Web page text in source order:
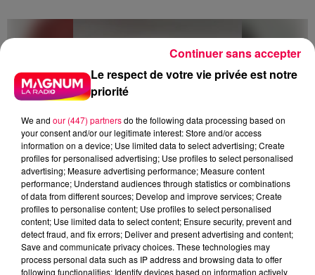
5 août 2026
Le respect de votre vie privée est notre
priorité
We and our (447) partnersdo the following data processing based on
your consent and/or our legitimate interest: Store and/or access
information on a device; Use limited data to select advertising; Create
profiles for personalised advertising; Use profiles to select personalised
advertising; Measure advertising performance; Measure content
performance; Understand audiences through statistics or combinations
of data from different sources; Develop and improve services; Create
profiles to personalise content; Use profiles to select personalised
content; Use limited data to select content; Ensure security, prevent and
detect fraud, and fix errors; Deliver and present advertising and content;
Save and communicate privacy choices. These technologies may
process personal data such as IP address and browsing data to offer
following functionalities: Identify devices based on information actively
Continuer sans accepter